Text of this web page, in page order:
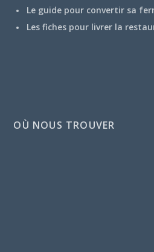
Le guide pour convertir sa
Les fiches pour livrer la
OÙ NOUS TROUVER